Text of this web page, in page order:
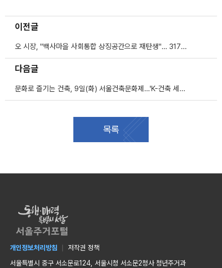
이전글
오 시장, "백사마을 사회통합 상징공간으로 재탄생"… 3178세대 차질없이 공급
다음글
문화로 즐기는 건축, 9일(화) 서울건축문화제…'K-건축 세계화' 시동건다
목록
개인정보처리방침
저작권 정책
서울특별시 중구 서소문로124, 서울시청 서소문2청사 청년주거과